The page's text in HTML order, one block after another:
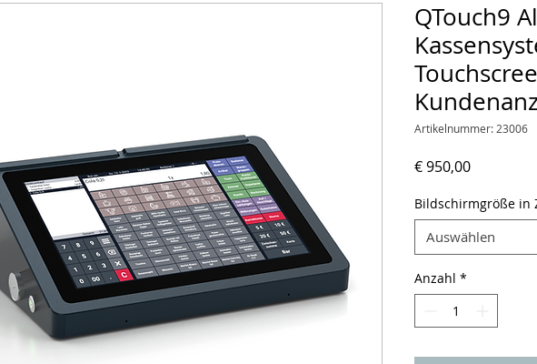
QTouch9
Artikelnummer: 23006
€ 950,00Preis
Bildschirmgröße in
Auswählen
Anzahl *